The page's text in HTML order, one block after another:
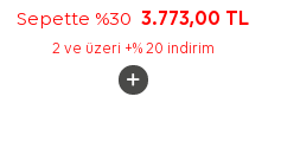
Sepette %30 3.773,00 TL
2 ve üzeri +% 20 indirim